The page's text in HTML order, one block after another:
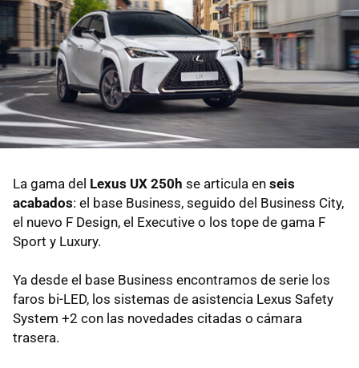
La gama del Lexus UX 250h se articula en seis
acabados: el base Business, seguido del Business City,
el nuevo F Design, el Executive o los tope de gama F
Sport y Luxury.
Ya desde el base Business encontramos de serie los
faros bi-LED, los sistemas de asistencia Lexus Safety
System +2 con las novedades citadas o cámara
trasera.